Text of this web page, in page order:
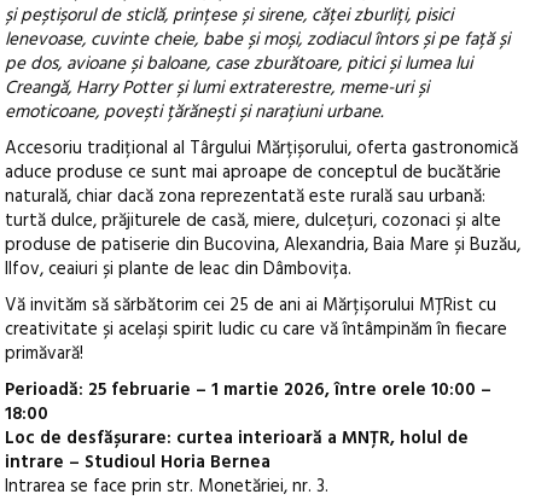
și peștișorul de sticlă, prințese și sirene, căței zburliți, pisici
lenevoase, cuvinte cheie, babe și moși, zodiacul întors și pe față și
pe dos, avioane și baloane, case zburătoare, pitici și lumea lui
Creangă, Harry Potter și lumi extraterestre, meme-uri și
emoticoane, povești țărănești și narațiuni urbane.
Accesoriu tradițional al Târgului Mărțișorului, oferta gastronomică
aduce produse ce sunt mai aproape de conceptul de bucătărie
naturală, chiar dacă zona reprezentată este rurală sau urbană:
turtă dulce, prăjiturele de casă, miere, dulcețuri, cozonaci și alte
produse de patiserie din Bucovina, Alexandria, Baia Mare și Buzău,
Ilfov, ceaiuri și plante de leac din Dâmbovița.
Vă invităm să sărbătorim cei 25 de ani ai Mărțișorului MȚRist cu
creativitate și același spirit ludic cu care vă întâmpinăm în fiecare
primăvară!
Perioadă: 25 februarie – 1 martie 2026, între orele 10:00 –
18:00
Loc de desfășurare: curtea interioară a MNȚR, holul de
intrare – Studioul Horia Bernea
Intrarea se face prin str. Monetăriei, nr. 3.